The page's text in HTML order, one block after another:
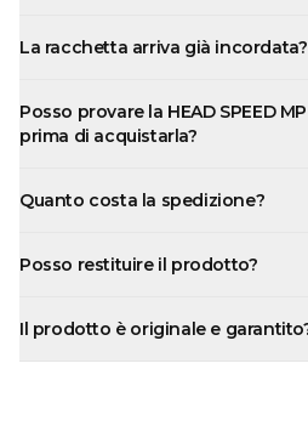
La racchetta arriva già incordata?
Posso provare la HEAD SPEED
prima di acquistarla?
Quanto costa la spedizione?
Posso restituire il prodotto?
Il prodotto è originale e